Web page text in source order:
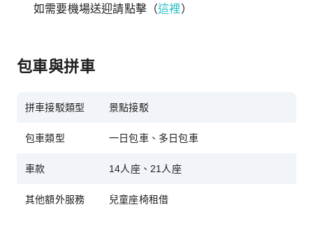
如需要機場送迎請點擊（這裡）
包車與拼車
拼車接駁類型 景點接駁
包車類型 一日包車、多日包車
車款 14人座、21人座
其他額外服務 兒童座椅租借